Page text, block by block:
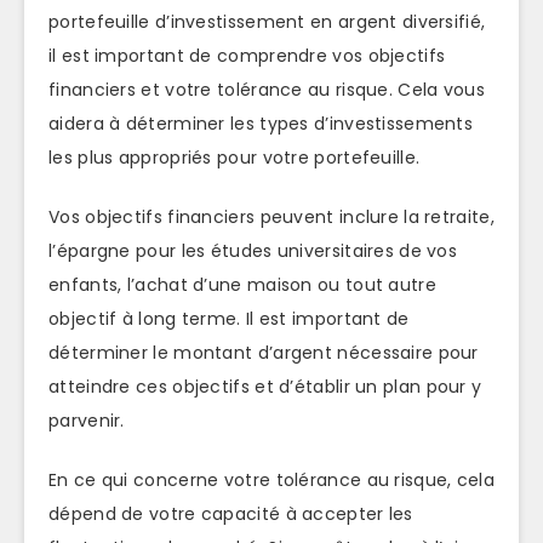
portefeuille d’investissement en argent diversifié,
il est important de comprendre vos objectifs
financiers et votre tolérance au risque. Cela vous
aidera à déterminer les types d’investissements
les plus appropriés pour votre portefeuille.
Vos objectifs financiers peuvent inclure la retraite,
l’épargne pour les études universitaires de vos
enfants, l’achat d’une maison ou tout autre
objectif à long terme. Il est important de
déterminer le montant d’argent nécessaire pour
atteindre ces objectifs et d’établir un plan pour y
parvenir.
En ce qui concerne votre tolérance au risque, cela
dépend de votre capacité à accepter les